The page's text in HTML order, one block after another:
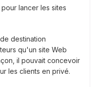
lancer les sites
destination
qu'un site Web
il pouvait concevoir
les clients en privé.